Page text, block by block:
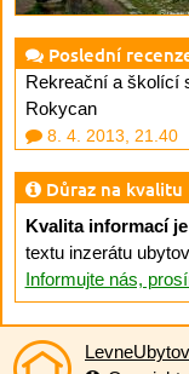
Poslední
Rekreační a školící
Rokycan
8. 4. 2013, 21.40
Důraz na kvalitu
Kvalita informací
textu inzerátu
Informujte nás,